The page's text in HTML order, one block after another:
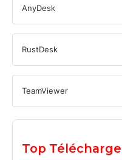
AnyDesk
RustDesk
TeamViewer
Top